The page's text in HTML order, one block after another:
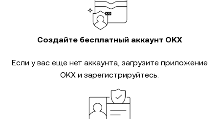
Создайте бесплатный аккаунт OKX
Если у вас еще нет аккаунта, загрузите приложение
OKX и зарегистрируйтесь.